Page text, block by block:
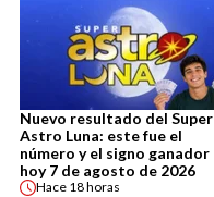
Nuevo resultado del Super
Astro Luna: este fue el
número y el signo ganador
hoy 7 de agosto de 2026
Hace 18 horas